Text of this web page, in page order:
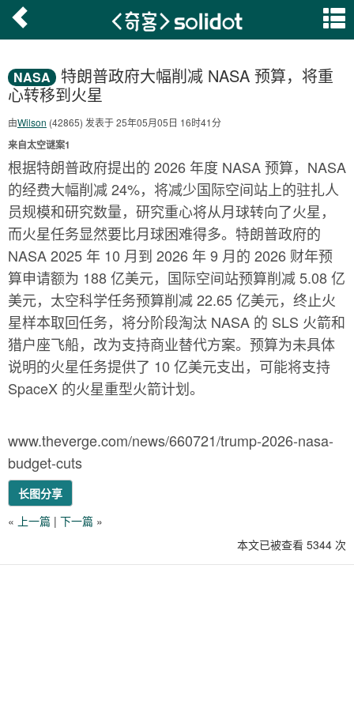
NASA
特朗普政府大幅削减 NASA 预算，将重
心转移到火星
由Wilson (42865) 发表于 25年05月05日 16时41分
来自太空谜案1
根据特朗普政府提出的 2026 年度 NASA 预算，NASA
的经费大幅削减 24%，将减少国际空间站上的驻扎人
员规模和研究数量，研究重心将从月球转向了火星，
而火星任务显然要比月球困难得多。特朗普政府的
NASA 2025 年 10 月到 2026 年 9 月的 2026 财年预
算申请额为 188 亿美元，国际空间站预算削减 5.08 亿
美元，太空科学任务预算削减 22.65 亿美元，终止火
星样本取回任务，将分阶段淘汰 NASA 的 SLS 火箭和
猎户座飞船，改为支持商业替代方案。预算为未具体
说明的火星任务提供了 10 亿美元支出，可能将支持
SpaceX 的火星重型火箭计划。
www.theverge.com/news/660721/trump-2026-nasa-
budget-cuts
长图分享
« 上一篇 | 下一篇 »
本文已被查看 5344 次